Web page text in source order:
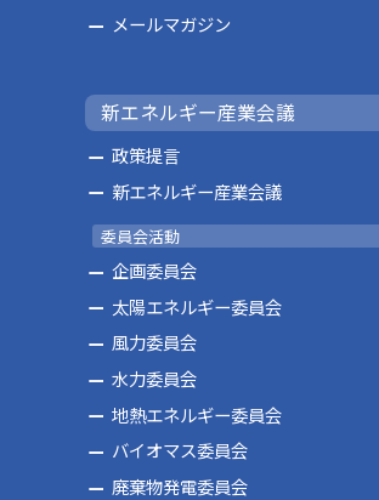
メールマガジン
新エネルギー産業会議
政策提言
新エネルギー産業会議
委員会活動
企画委員会
太陽エネルギー委員会
風力委員会
水力委員会
地熱エネルギー委員会
バイオマス委員会
廃棄物発電委員会